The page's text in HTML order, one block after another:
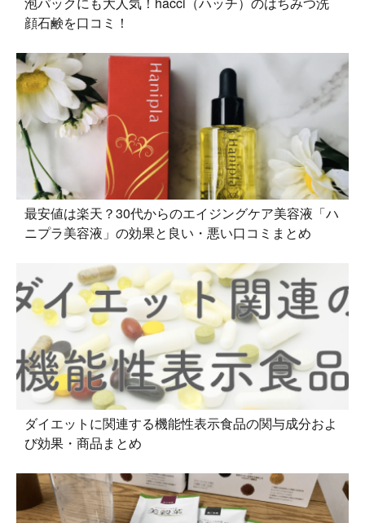
顔石鹸を口コミ！
最安値は楽天？30代からのエイジングケア美容液「ハ
ニプラ美容液」の効果と良い・悪い口コミまとめ
ダイエットに関連する機能性表示食品の関与成分およ
び効果・商品まとめ